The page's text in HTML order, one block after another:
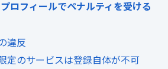
ロフィールでペナルティを受ける
違反
定のサービスは登録自体が不可